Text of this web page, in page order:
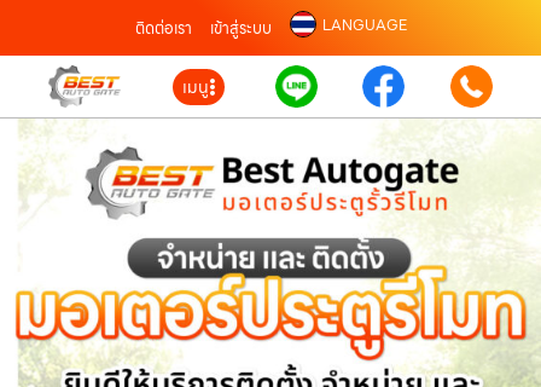
ติดต่อเรา เข้าสู่ระบบ LANGUAGE
เมนู